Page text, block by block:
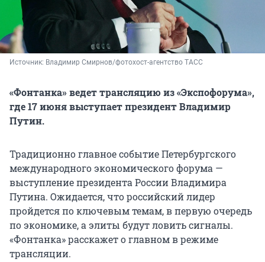
Источник: Владимир Смирнов/фотохост-агентство ТАСС
«Фонтанка» ведет трансляцию из «Экспофорума»,
где 17 июня выступает президент Владимир
Путин.
Традиционно главное событие Петербургского
международного экономического форума —
выступление президента России Владимира
Путина. Ожидается, что российский лидер
пройдется по ключевым темам, в первую очередь
по экономике, а элиты будут ловить сигналы.
«Фонтанка» расскажет о главном в режиме
трансляции.